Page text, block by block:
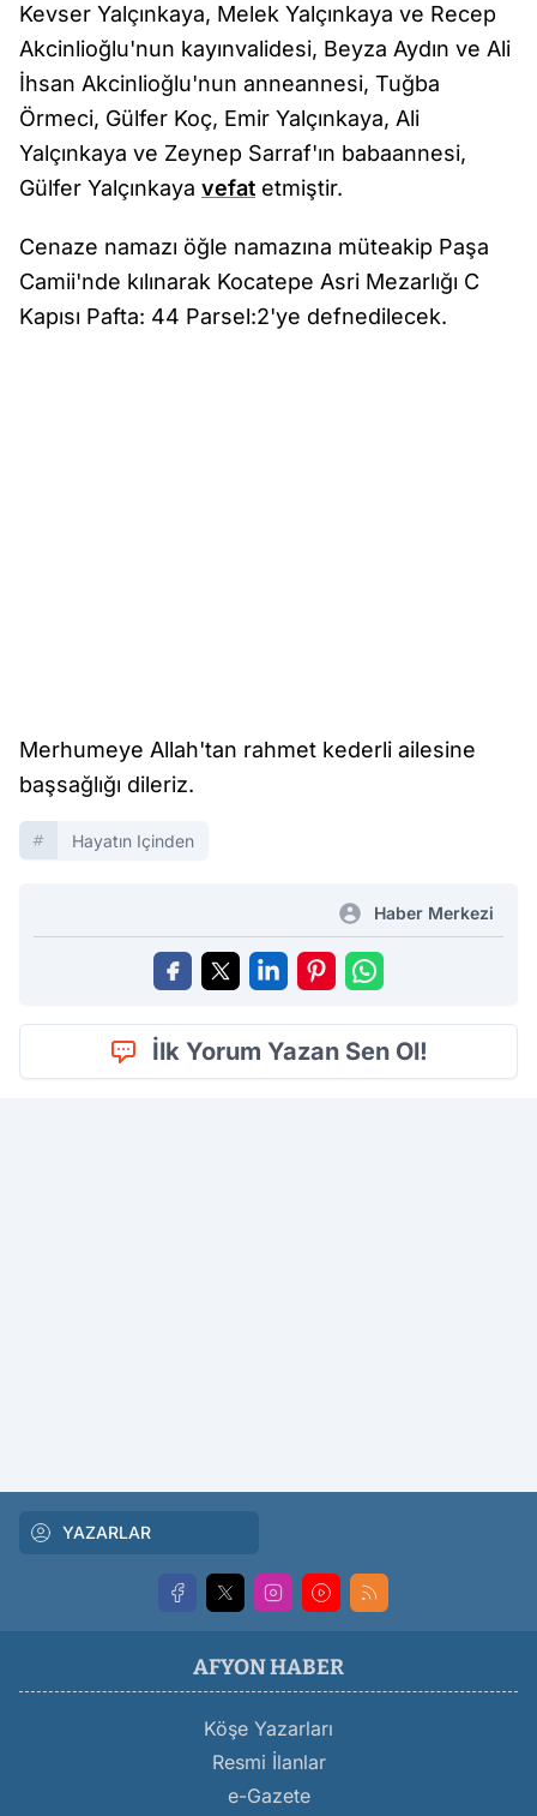
Kevser Yalçınkaya, Melek Yalçınkaya ve Recep
Akcinlioğlu'nun kayınvalidesi, Beyza Aydın ve Ali
İhsan Akcinlioğlu'nun anneannesi, Tuğba
Örmeci, Gülfer Koç, Emir Yalçınkaya, Ali
Yalçınkaya ve Zeynep Sarraf'ın babaannesi,
Gülfer Yalçınkaya vefat etmiştir.
Cenaze namazı öğle namazına müteakip Paşa
Camii'nde kılınarak Kocatepe Asri Mezarlığı C
Kapısı Pafta: 44 Parsel:2'ye defnedilecek.
Merhumeye Allah'tan rahmet kederli ailesine
başsağlığı dileriz.
Hayatın Içinden
Haber Merkezi
İlk Yorum Yazan Sen Ol!
YAZARLAR
AFYON HABER
Köşe Yazarları
Resmi İlanlar
e-Gazete